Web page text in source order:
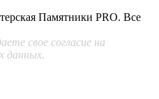
Памятники PRO. Все
свое согласие на
данных.